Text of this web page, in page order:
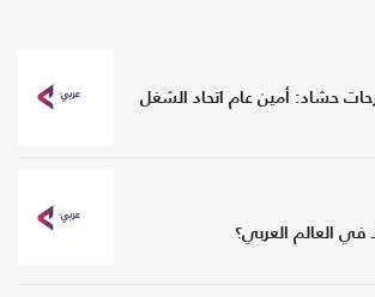
فرحات حشاد: أمين عام اتحاد الشغل
في العالم العربي؟